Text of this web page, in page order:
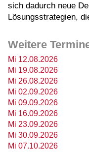
sich dadurch neue
Lösungsstrategien,
Weitere
Mi 12.08.2026
Mi 19.08.2026
Mi 26.08.2026
Mi 02.09.2026
Mi 09.09.2026
Mi 16.09.2026
Mi 23.09.2026
Mi 30.09.2026
Mi 07.10.2026